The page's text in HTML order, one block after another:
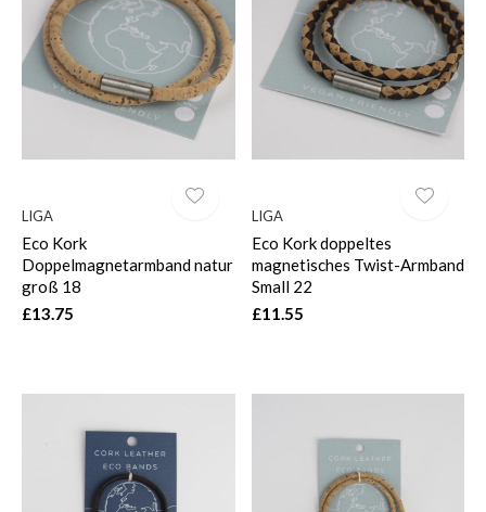
LIGA
Eco Kork
Doppelmagnetarmband natur
groß 18
£13.75
LIGA
Eco Kork doppeltes
magnetisches Twist-Armband
Small 22
£11.55